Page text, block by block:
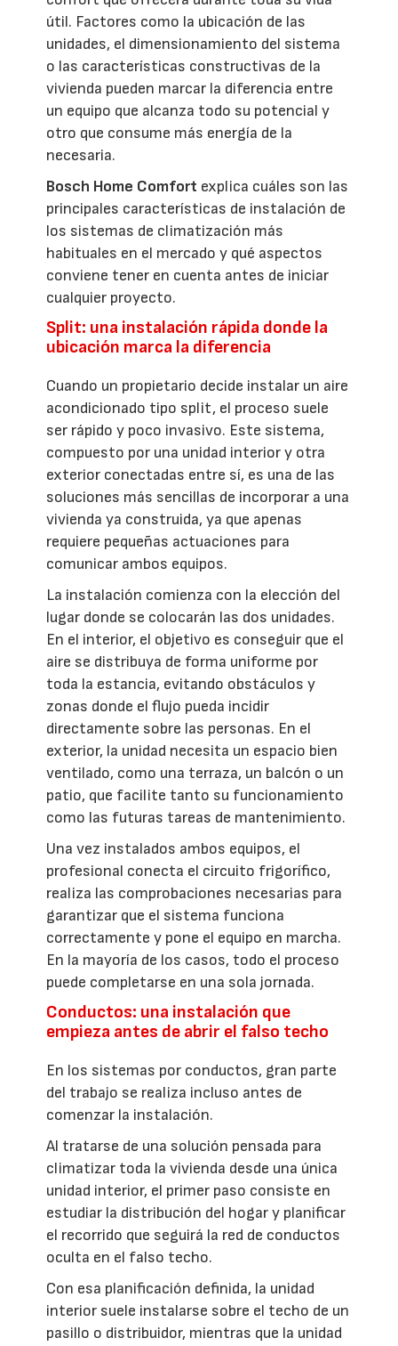
útil. Factores como la ubicación de las
unidades, el dimensionamiento del sistema
o las características constructivas de la
vivienda pueden marcar la diferencia entre
un equipo que alcanza todo su potencial y
otro que consume más energía de la
necesaria.
Bosch Home Comfort explica cuáles son las
principales características de instalación de
los sistemas de climatización más
habituales en el mercado y qué aspectos
conviene tener en cuenta antes de iniciar
cualquier proyecto.
Split: una instalación rápida donde la
ubicación marca la diferencia
Cuando un propietario decide instalar un aire
acondicionado tipo split, el proceso suele
ser rápido y poco invasivo. Este sistema,
compuesto por una unidad interior y otra
exterior conectadas entre sí, es una de las
soluciones más sencillas de incorporar a una
vivienda ya construida, ya que apenas
requiere pequeñas actuaciones para
comunicar ambos equipos.
La instalación comienza con la elección del
lugar donde se colocarán las dos unidades.
En el interior, el objetivo es conseguir que el
aire se distribuya de forma uniforme por
toda la estancia, evitando obstáculos y
zonas donde el flujo pueda incidir
directamente sobre las personas. En el
exterior, la unidad necesita un espacio bien
ventilado, como una terraza, un balcón o un
patio, que facilite tanto su funcionamiento
como las futuras tareas de mantenimiento.
Una vez instalados ambos equipos, el
profesional conecta el circuito frigorífico,
realiza las comprobaciones necesarias para
garantizar que el sistema funciona
correctamente y pone el equipo en marcha.
En la mayoría de los casos, todo el proceso
puede completarse en una sola jornada.
Conductos: una instalación que
empieza antes de abrir el falso techo
En los sistemas por conductos, gran parte
del trabajo se realiza incluso antes de
comenzar la instalación.
Al tratarse de una solución pensada para
climatizar toda la vivienda desde una única
unidad interior, el primer paso consiste en
estudiar la distribución del hogar y planificar
el recorrido que seguirá la red de conductos
oculta en el falso techo.
Con esa planificación definida, la unidad
interior suele instalarse sobre el techo de un
pasillo o distribuidor, mientras que la unidad